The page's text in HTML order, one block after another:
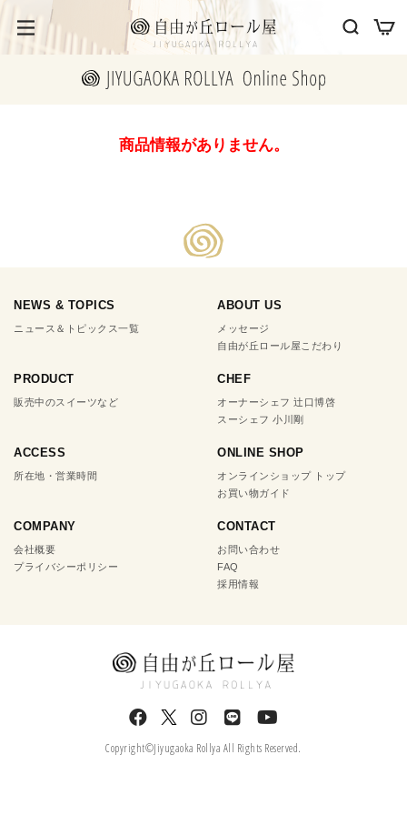
商品情報がありません。
NEWS & TOPICS
ニュース＆トピックス一覧
ABOUT US
メッセージ
自由が丘ロール屋こだわり
PRODUCT
販売中のスイーツなど
CHEF
オーナーシェフ 辻口博啓
スーシェフ 小川剛
ACCESS
所在地・営業時間
ONLINE SHOP
オンラインショップ トップ
お買い物ガイド
COMPANY
会社概要
プライバシーポリシー
CONTACT
お問い合わせ
FAQ
採用情報
Copyright©Jiyugaoka Rollya All Rights Reserved.